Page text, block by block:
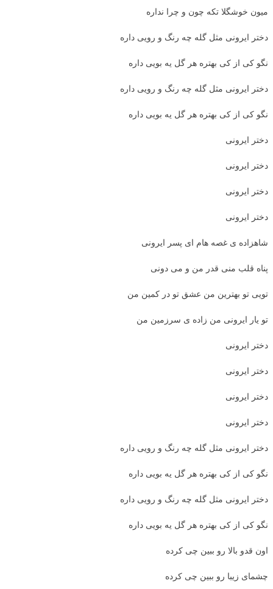
میون خوشگلا تکه چون و چرا نداره
دختر ایرونی مثل گله چه رنگ و رویی داره
نگو کی از کی بهتره هر گل یه بویی داره
دختر ایرونی مثل گله چه رنگ و رویی داره
نگو کی از کی بهتره هر گل یه بویی داره
دختر ایرونی
دختر ایرونی
دختر ایرونی
دختر ایرونی
شاهزاده ی غصه هام ای پسر ایرونی
پناه قلب منی قدر من و می دونی
تویی تو بهترین من عشق تو در کمین من
تو یار ایرونی من زاده ی سرزمین من
دختر ایرونی
دختر ایرونی
دختر ایرونی
دختر ایرونی
دختر ایرونی مثل گله چه رنگ و رویی داره
نگو کی از کی بهتره هر گل یه بویی داره
دختر ایرونی مثل گله چه رنگ و رویی داره
نگو کی از کی بهتره هر گل یه بویی داره
اون قدو بالا رو ببین چی کرده
چشمای زیبا رو ببین چی کرده